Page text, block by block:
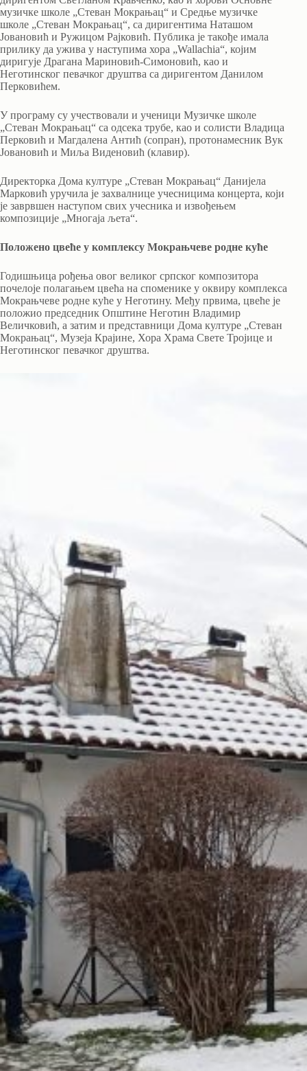
музичке школе „Стеван Мокрањац“ и Средње музичке
школе „Стеван Мокрањац“, са диригентима Наташом
Јовановић и Ружицом Рајковић. Публика је такође имала
прилику да ужива у наступима хора „Wallachia“, којим
диригује Драгана Мариновић-Симоновић, као и
Неготинског певачког друштва са диригентом Данилом
Перковићем.
У програму су учествовали и ученици Музичке школе
„Стеван Мокрањац“ са одсека трубе, као и солисти Владица
Перковић и Магдалена Антић (сопран), протонамесник Вук
Јовановић и Миља Виденовић (клавир).
Директорка Дома културе „Стеван Мокрањац“ Данијела
Марковић уручила је захвалнице учесницима концерта, који
је заврвшен наступом свих учесника и извођењем
композиције „Многаја љета“.
Положено цвеће у комплексу Мокрањчеве родне куће
Годишњица рођења овог великог српског композитора
почелоје полагањем цвећа на споменике у оквиру комплекса
Мокрањчеве родне куће у Неготину. Међу првима, цвеће је
положио председник Општине Неготин Владимир
Величковић, а затим и представници Дома културе „Стеван
Мокрањац“, Музеја Крајине, Хора Храма Свете Тројице и
Неготинског певачког друштва.